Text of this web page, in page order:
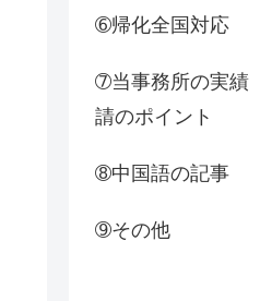
➅帰化全国対応
➆当事務所の実績
請のポイント
➇中国語の記事
➈その他